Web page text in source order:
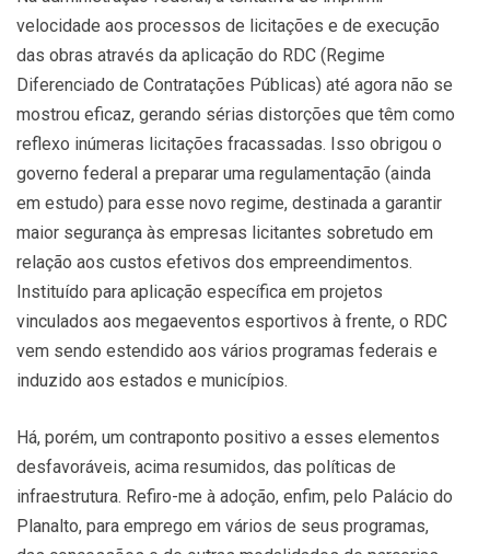
velocidade aos processos de licitações e de execução
das obras através da aplicação do RDC (Regime
Diferenciado de Contratações Públicas) até agora não se
mostrou eficaz, gerando sérias distorções que têm como
reflexo inúmeras licitações fracassadas. Isso obrigou o
governo federal a preparar uma regulamentação (ainda
em estudo) para esse novo regime, destinada a garantir
maior segurança às empresas licitantes sobretudo em
relação aos custos efetivos dos empreendimentos.
Instituído para aplicação específica em projetos
vinculados aos megaeventos esportivos à frente, o RDC
vem sendo estendido aos vários programas federais e
induzido aos estados e municípios.
Há, porém, um contraponto positivo a esses elementos
desfavoráveis, acima resumidos, das políticas de
infraestrutura. Refiro-me à adoção, enfim, pelo Palácio do
Planalto, para emprego em vários de seus programas,